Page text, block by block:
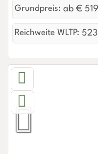
Grundpreis: ab €
Reichweite WLTP: